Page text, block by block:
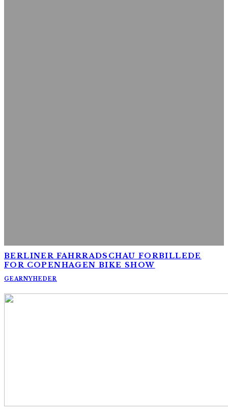
BERLINER FAHRRADSCHAU FORBILLEDE
FOR COPENHAGEN BIKE SHOW
GEARNYHEDER